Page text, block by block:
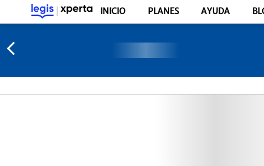
INICIO PLANES AYUDA